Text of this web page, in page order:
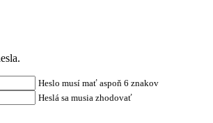
Heslo musí mať aspoň 6 znakov
Heslá sa musia zhodovať